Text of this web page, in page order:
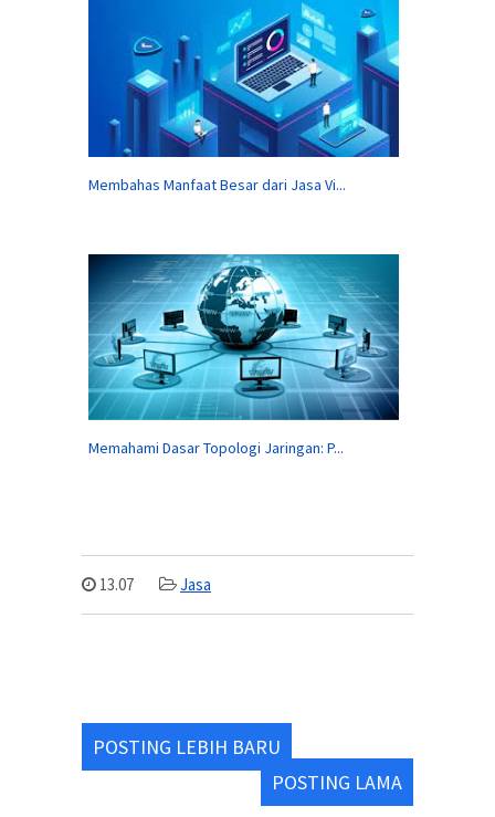
Membahas Manfaat Besar dari Jasa Vi...
Memahami Dasar Topologi Jaringan: P...
13.07 Jasa
POSTING LEBIH BARU
POSTING LAMA